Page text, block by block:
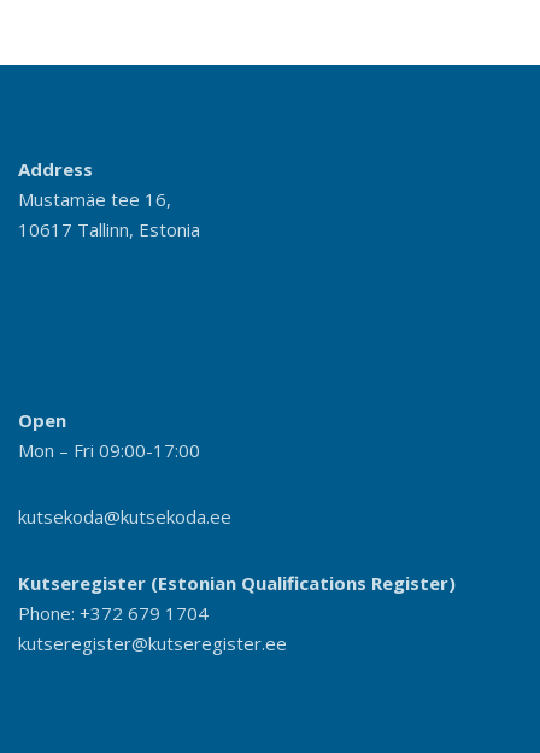
Address
Mustamäe tee 16,
10617 Tallinn, Estonia
Open
Mon – Fri 09:00-17:00
kutsekoda@kutsekoda.ee
Kutseregister (Estonian Qualifications Register)
Phone: +372 679 1704
kutseregister@kutseregister.ee